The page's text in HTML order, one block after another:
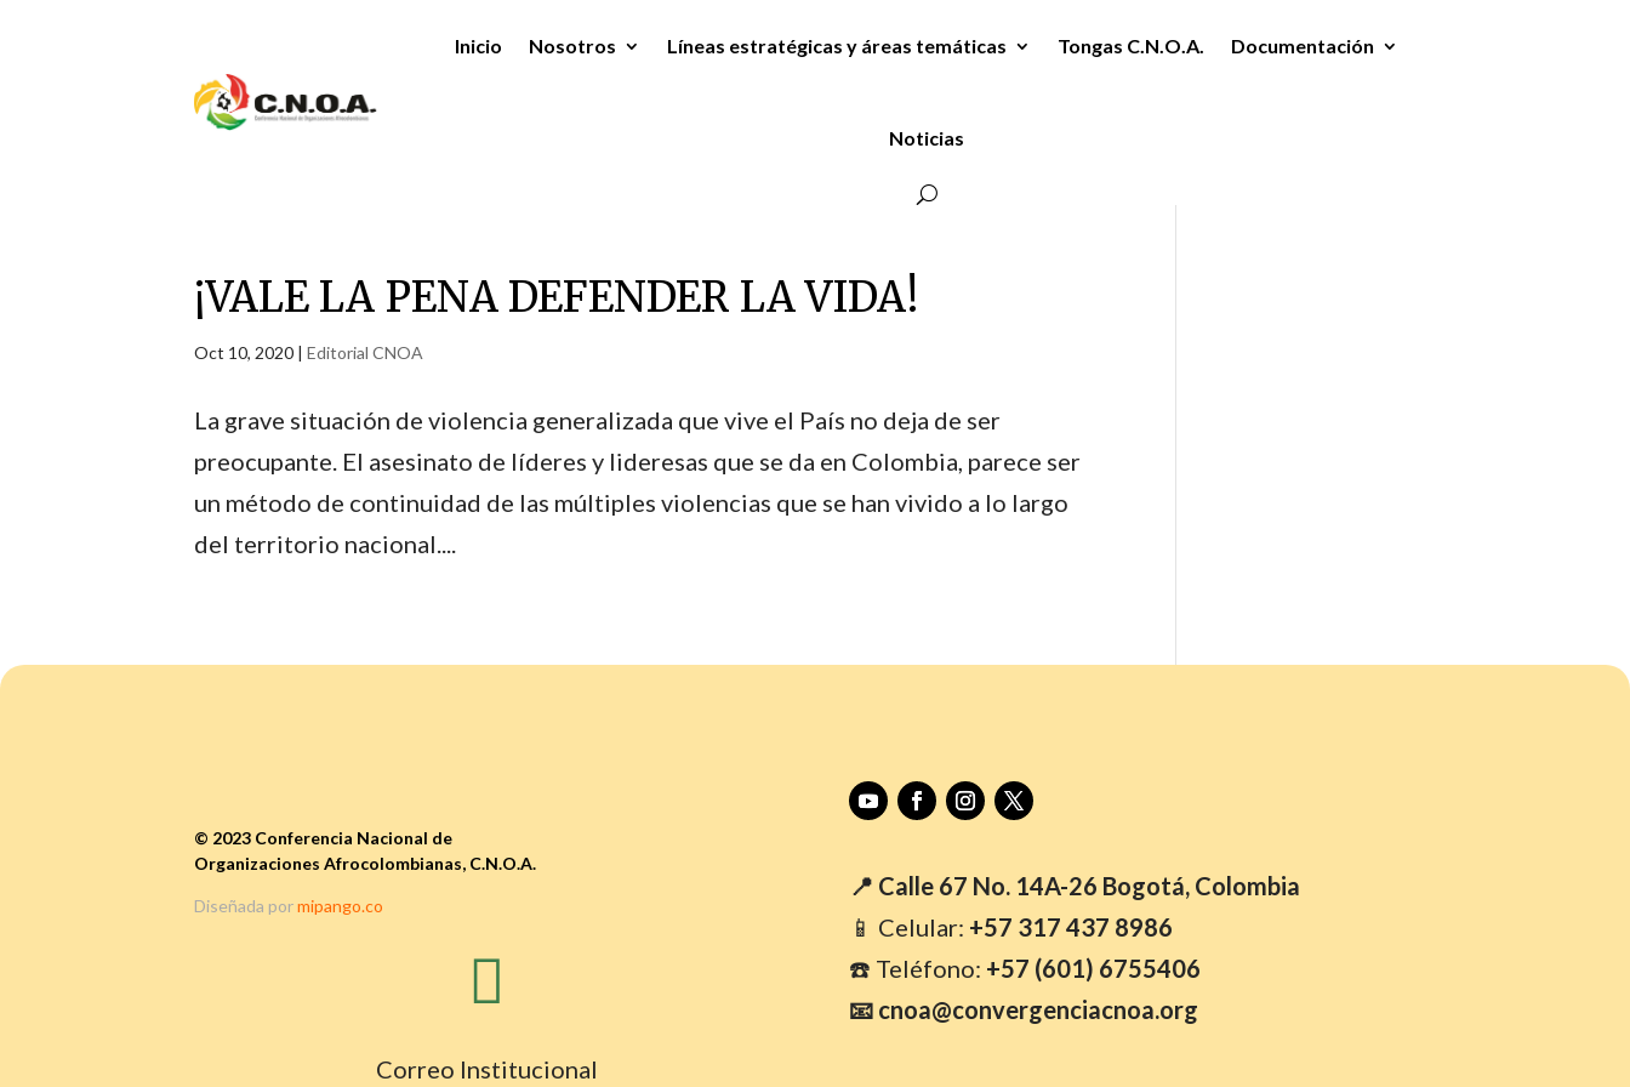
Inicio Nosotros Líneas estratégicas y áreas temáticas Tongas C.N.O.A. Documentación
Noticias
¡VALE LA PENA DEFENDER LA VIDA!
Oct 10, 2020 | Editorial CNOA
La grave situación de violencia generalizada que vive el País no deja de ser
preocupante. El asesinato de líderes y lideresas que se da en Colombia, parece ser
un método de continuidad de las múltiples violencias que se han vivido a lo largo
del territorio nacional....
© 2023 Conferencia Nacional de
Organizaciones Afrocolombianas, C.N.O.A.
Diseñada pormipango.co

Correo Institucional
📍 Calle 67 No. 14A-26 Bogotá, Colombia
📱 Celular: +57 317 437 8986
☎️ Teléfono: +57 (601) 6755406
📧 cnoa@convergenciacnoa.org